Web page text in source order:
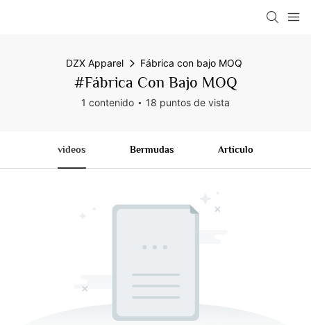
DZX Apparel Fábrica con bajo MOQ
#Fábrica Con Bajo MOQ
1 contenido 18 puntos de vista
videos Bermudas Artículo